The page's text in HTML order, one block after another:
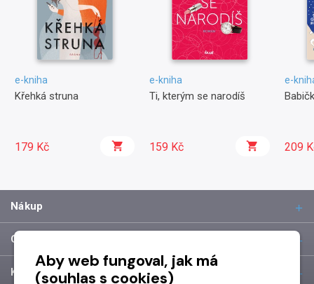
e-kniha
Křehká struna
179 Kč
e-kniha
Ti, kterým se narodíš
159 Kč
e-
209
Nákup
O společnosti
Kontakt
Aby web fungoval, jak má
(souhlas s cookies)